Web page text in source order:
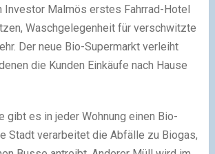
Investor Malmös erstes Fahrrad-Hotel
Waschgelegenheit für verschwitzte
Der neue Bio-Supermarkt verleiht
die Kunden Einkäufe nach Hause
gibt es in jeder Wohnung einen Bio-
Stadt verarbeitet die Abfälle zu Biogas,